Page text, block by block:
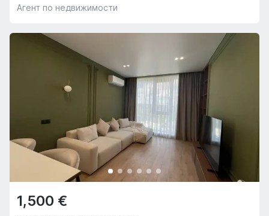
Агент по недвижимости
1,500 €